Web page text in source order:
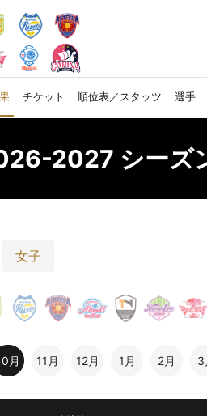
チケット 順位表／スタッツ 選手
2027 シーズ
女子
月 11月 12月 1月 2月 3